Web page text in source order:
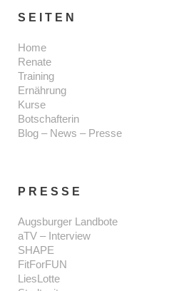
SEITEN
Home
Renate
Training
Ernährung
Kurse
Botschafterin
Blog – News – Presse
PRESSE
Augsburger Landbote
aTV – Interview
SHAPE
FitForFUN
LiesLotte